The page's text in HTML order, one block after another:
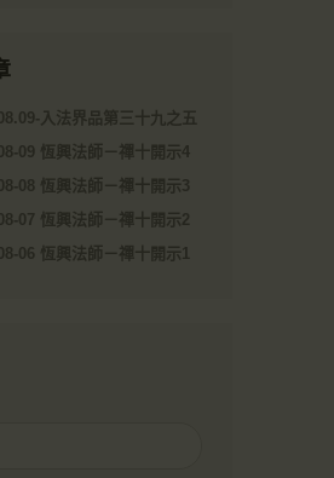
入法界品第三十九之五
09 恆興法師－禪十開示4
08 恆興法師－禪十開示3
07 恆興法師－禪十開示2
06 恆興法師－禪十開示1